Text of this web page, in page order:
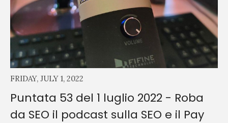
FRIDAY, JULY 1, 2022
Puntata 53 del 1 luglio 2022 - Roba
da SEO il podcast sulla SEO e il Pay